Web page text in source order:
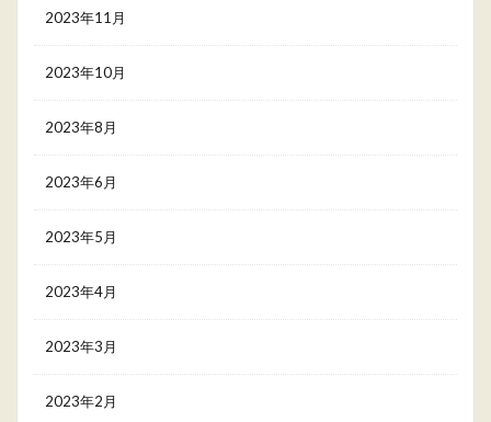
2023年11月
2023年10月
2023年8月
2023年6月
2023年5月
2023年4月
2023年3月
2023年2月